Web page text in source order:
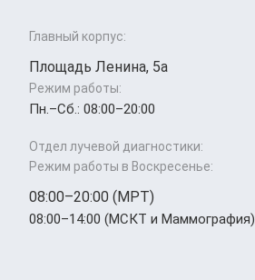
Главный корпус:
Площадь Ленина, 5а
Режим работы:
Пн.–Cб.: 08:00–20:00
Отдел лучевой диагностики:
Режим работы в Воскресенье:
08:00–20:00 (МРТ)
08:00–14:00 (МСКТ и Маммография)